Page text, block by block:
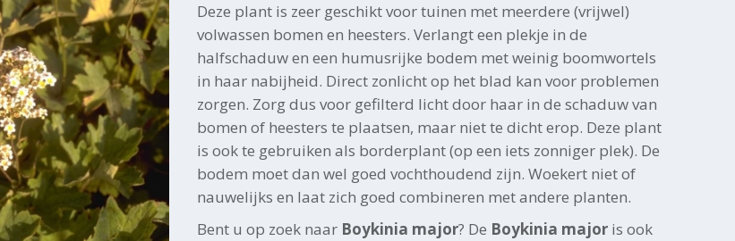
Deze plant is zeer geschikt voor tuinen met meerdere (vrijwel)
volwassen bomen en heesters. Verlangt een plekje in de
halfschaduw en een humusrijke bodem met weinig boomwortels
in haar nabijheid. Direct zonlicht op het blad kan voor problemen
zorgen. Zorg dus voor gefilterd licht door haar in de schaduw van
bomen of heesters te plaatsen, maar niet te dicht erop. Deze plant
is ook te gebruiken als borderplant (op een iets zonniger plek). De
bodem moet dan wel goed vochthoudend zijn. Woekert niet of
nauwelijks en laat zich goed combineren met andere planten.
Bent u op zoek naar Boykinia major? De Boykinia major is ook